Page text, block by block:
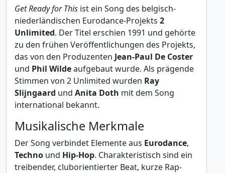
Get Ready for This ist ein Song des belgisch-
niederländischen Eurodance-Projekts 2
Unlimited. Der Titel erschien 1991 und gehörte
zu den frühen Veröffentlichungen des Projekts,
das von den Produzenten Jean-Paul De Coster
und Phil Wildeaufgebaut wurde. Als prägende
Stimmen von 2 Unlimited wurden Ray
Slijngaard und Anita Doth mit dem Song
international bekannt.
Musikalische Merkmale
Der Song verbindet Elemente aus Eurodance,
Techno und Hip-Hop. Charakteristisch sind ein
treibender, cluborientierter Beat, kurze Rap-